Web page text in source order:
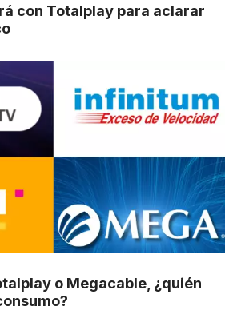
con Totalplay para aclarar
o Megacable, ¿quién